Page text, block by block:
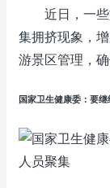
近日，一些
集拥挤现象，
游景区管理，
国家卫生健康委：要